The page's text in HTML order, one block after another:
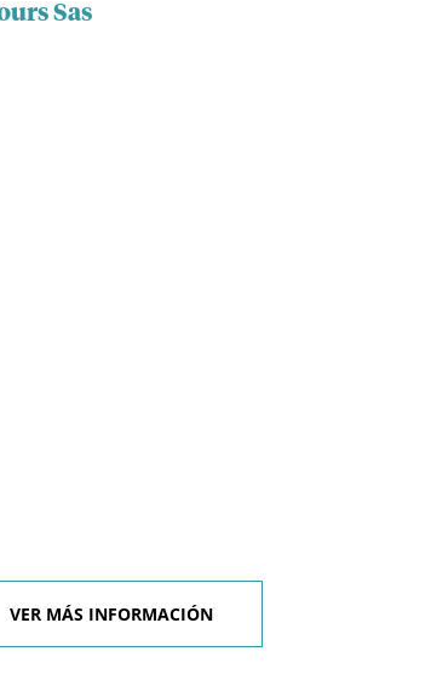
Sas
VER MÁS INFORMACIÓN